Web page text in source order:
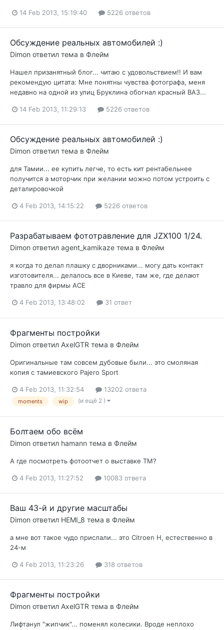
14 Feb 2013, 15:19:40 5226 ответов
Обсуждение реальных автомобилей :)
Dimon ответил тема в Флейм
Нашел призанятный блог... читаю с удовольствием!! И вам
рекомендую цитата: Мне понятны чувства фотографа, меня
недавно на одной из улиц Бруклина обогнал красный ВАЗ...
14 Feb 2013, 11:29:13 5226 ответов
Обсуждение реальных автомобилей :)
Dimon ответил тема в Флейм
для Тамии... ее купить легче, то есть кит рентабельнее
получится а моторчик при желании можно потом устроить с
деталировочкой
4 Feb 2013, 14:15:22 5226 ответов
Разрабатываем фототравление для JZX100 1/24.
Dimon ответил agent_kamikaze тема в Флейм
я когда то делал плашку с дворниками... могу дать контакт
изготовителя... делалось все в Киеве, там же, где делают
травло для фирмы АСЕ
4 Feb 2013, 13:48:02 31 ответ
Фрагменты постройки
Dimon ответил AxelGTR тема в Флейм
Оригинальные там совсем дубовые были... это смоляная
копия c тамиевского Pajero Sport
4 Feb 2013, 11:32:54 13202 ответа
moments wip (и ещё 2 )
Болтаем обо всём
Dimon ответил hamann тема в Флейм
А где посмотреть фотоотчет о выставке ТМ?
4 Feb 2013, 11:27:52 10083 ответа
Ваш 43-й и другие масштабы
Dimon ответил HEMI_8 тема в Флейм
а мне вот такое чудо прислали... это Citroen H, естественно в
24-м
4 Feb 2013, 11:23:26 318 ответов
Фрагменты постройки
Dimon ответил AxelGTR тема в Флейм
Лифтанул "жипчик"... поменял колесики. Вроде неплохо